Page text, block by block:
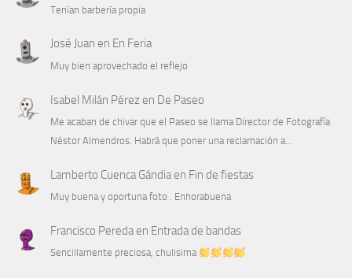
Tenían barbería propia
José Juan en En Feria
Muy bien aprovechado el reflejo
Isabel Milán Pérezen De Paseo
Me acaban de chivar que el Paseo se llama Director de Fotografía
Néstor Almendros. Habrá que poner una reclamación a…
Lamberto Cuenca Gándiaen Fin de fiestas
Muy buena y oportuna foto . Enhorabuena
Francisco Peredaen Entrada de bandas
Sencillamente preciosa, chulisima